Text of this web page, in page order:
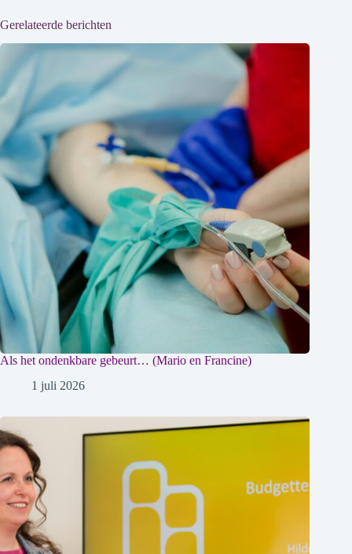
Gerelateerde berichten
Als het ondenkbare gebeurt… (Mario en Francine)
1 juli 2026